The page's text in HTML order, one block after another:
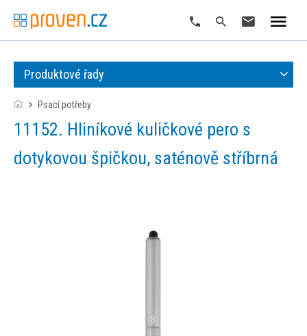
Produktové řady
Psací potřeby
11152. Hliníkové kuličkové pero s
dotykovou špičkou, saténově stříbrná